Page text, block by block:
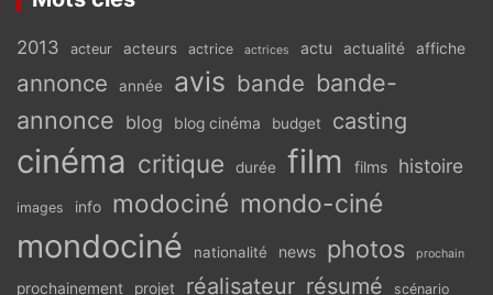
2013 acteur acteurs actrice actrices actu actualité affiche
annonce année avis bande bande-
annonce blog blog cinéma budget casting
cinéma critique durée film films histoire
images info modociné mondo-ciné
mondociné nationalité news photos prochain
prochainement projet réalisateur résumé scénario